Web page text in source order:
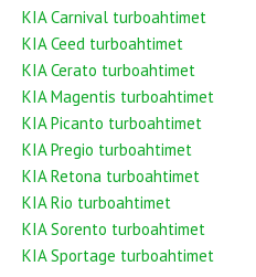
KIA Carnival turboahtimet
KIA Ceed turboahtimet
KIA Cerato turboahtimet
KIA Magentis turboahtimet
KIA Picanto turboahtimet
KIA Pregio turboahtimet
KIA Retona turboahtimet
KIA Rio turboahtimet
KIA Sorento turboahtimet
KIA Sportage turboahtimet